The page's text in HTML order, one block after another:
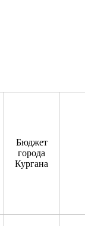
Бюджет
города
Кургана